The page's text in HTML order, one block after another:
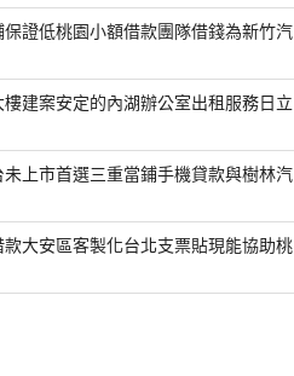
證低桃園小額借款團隊借錢為新竹汽
建案安定的內湖辦公室出租服務日立
上市首選三重當鋪手機貸款與樹林汽
大安區客製化台北支票貼現能協助桃